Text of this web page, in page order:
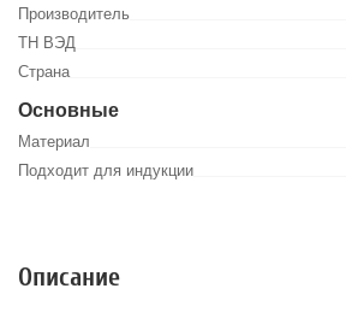
Производитель
ТН ВЭД
Страна
Основные
Материал
Подходит для индукции
Описание